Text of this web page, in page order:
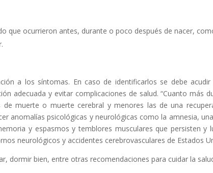
que ocurrieron antes, durante o poco después de nacer,
a los síntomas. En caso de identificarlos se debe
adecuada y evitar complicaciones de salud. “Cuanto más
de muerte o muerte cerebral y menores las de una
anomalías psicológicas y neurológicas como la amnesia,
y espasmos y temblores musculares que persisten y
neurológicos y accidentes cerebrovasculares de Estados
dormir bien, entre otras recomendaciones para cuidar la